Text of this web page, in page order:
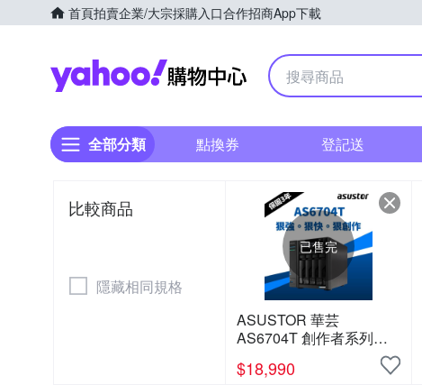
首頁拍賣企業/大宗採購入口合作招商App下載
Yahoo購物中心
全部分類 點換券 登記送
比較商品
隱藏相同規格
已售完
ASUSTOR 華芸
AS6704T 創作者系列
4Bay NAS網路儲存伺服
器
$18,990